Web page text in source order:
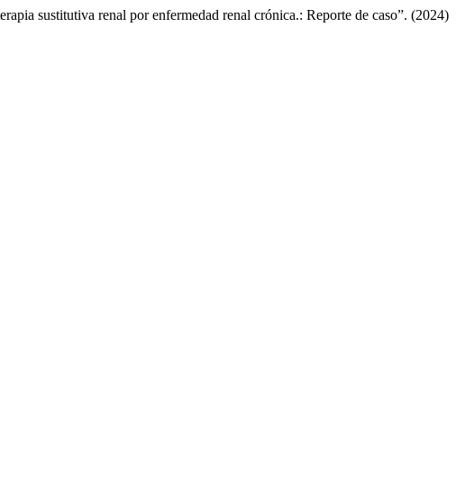
sustitutiva renal por enfermedad renal crónica.: Reporte de caso”. (2024)